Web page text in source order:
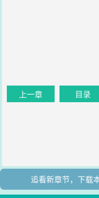
上一章 目录
追看新章节，下载